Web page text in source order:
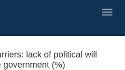
EUBARGOV: Barriers: lack of political will
government (%)